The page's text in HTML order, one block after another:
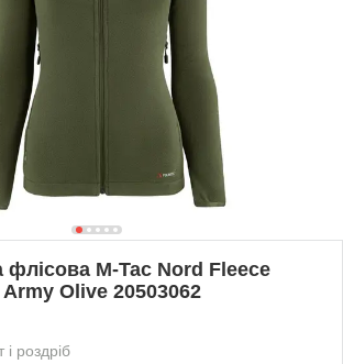
флісова M-Tac Nord Fleece
Olive 20503062
і роздріб